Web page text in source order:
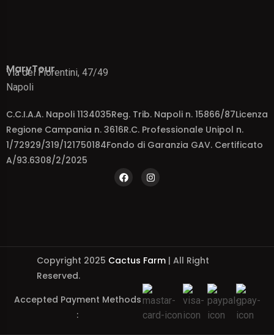
MaryTour
Via dei Fiorentini, 47/49
Napoli
C.C.I.A.A. Napoli 1134035Reg. Trib. Napoli n. 15866/87Licenza
Regione Campania n. 3616R.C. Professionale Unipol n.
1/72929/319/121750184Fondo di Garanzia GAV. Certificato
A/93.6308/2/2025
Copyright 2025 Cactus Farm| All Right
Reserved.
Accepted Payment Methods
: